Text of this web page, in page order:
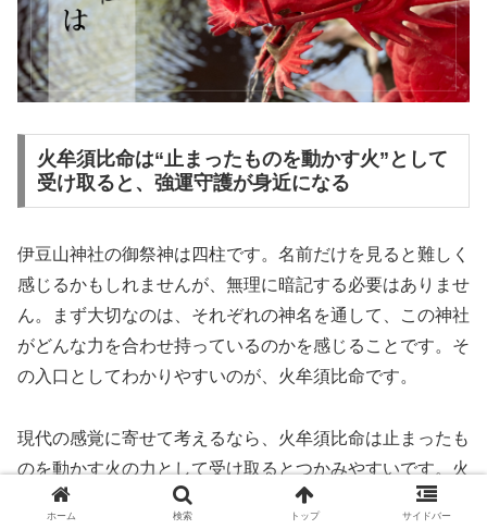
火牟須比命は“止まったものを動かす火”として
受け取ると、強運守護が身近になる
伊豆山神社の御祭神は四柱です。名前だけを見ると難しく
感じるかもしれませんが、無理に暗記する必要はありませ
ん。まず大切なのは、それぞれの神名を通して、この神社
がどんな力を合わせ持っているのかを感じることです。そ
の入口としてわかりやすいのが、火牟須比命です。
現代の感覚に寄せて考えるなら、火牟須比命は止まったも
のを動かす火の力として受け取るとつかみやすいです。火
はただ激しいだけではありません。冷えたものを温め、固
ホーム 検索 トップ サイドバー